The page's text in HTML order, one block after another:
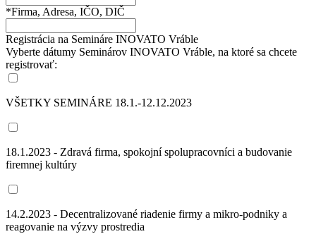
*Firma, Adresa, IČO, DIČ
Registrácia na Semináre INOVATO Vráble
Vyberte dátumy Seminárov INOVATO Vráble, na ktoré sa chcete
registrovať:
VŠETKY SEMINÁRE 18.1.-12.12.2023
18.1.2023 - Zdravá firma, spokojní spolupracovníci a budovanie
firemnej kultúry
14.2.2023 - Decentralizované riadenie firmy a mikro-podniky a
reagovanie na výzvy prostredia